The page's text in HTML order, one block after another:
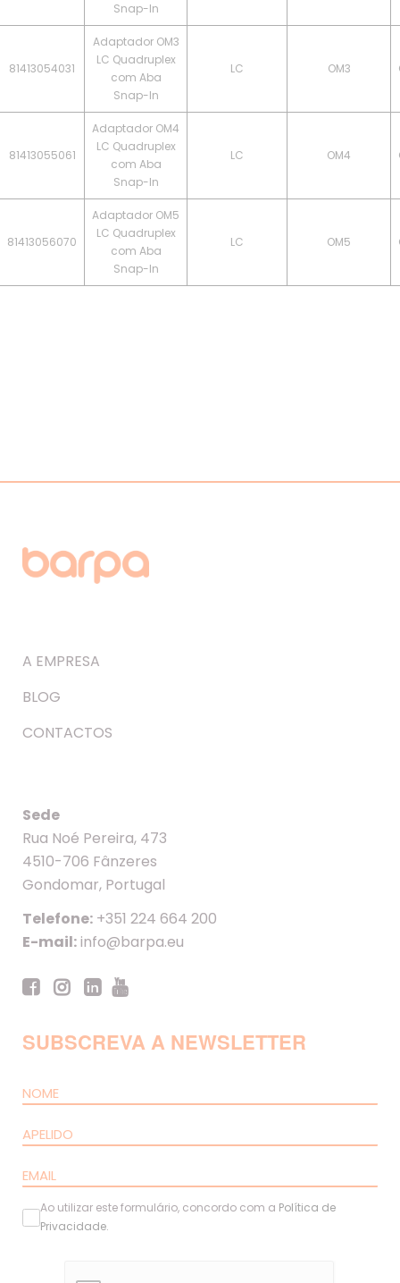
Snap-In
81413054031
Adaptador OM3
LC Quadruplex
com Aba
Snap-In
LC OM3
81413055061
Adaptador OM4
LC Quadruplex
com Aba
Snap-In
LC OM4
81413056070
Adaptador OM5
LC Quadruplex
com Aba
Snap-In
LC OM5
A EMPRESA
BLOG
CONTACTOS
Sede
Rua Noé Pereira, 473
4510-706 Fânzeres
Gondomar, Portugal
Telefone: +351 224 664 200
E-mail:info@barpa.eu
SUBSCREVA A NEWSLETTER
Ao utilizar este formulário, concordo com a Política de
Privacidade.